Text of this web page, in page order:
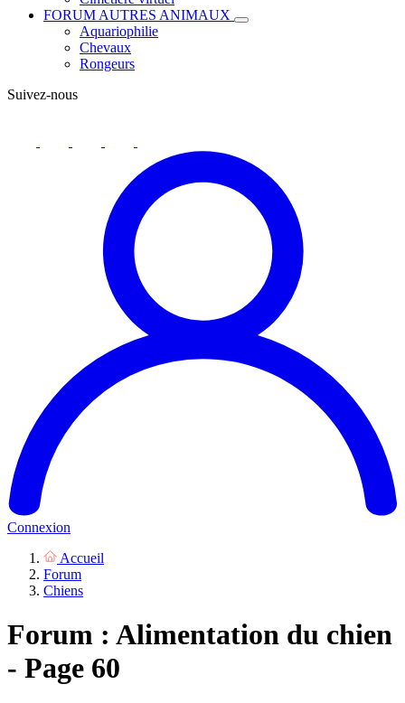
FORUM AUTRES ANIMAUX
Aquariophilie
Chevaux
Rongeurs
Suivez-nous
Connexion
Accueil
Forum
Chiens
Forum : Alimentation du chien
- Page 60